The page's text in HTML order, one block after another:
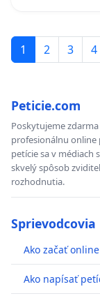
1 2 3 4
Peticie.com
Poskytujeme
profesionálnu online
petície sa v médiach
skvelý spôsob
rozhodnutia.
Sprievodcovia
Ako začať
Ako napísať